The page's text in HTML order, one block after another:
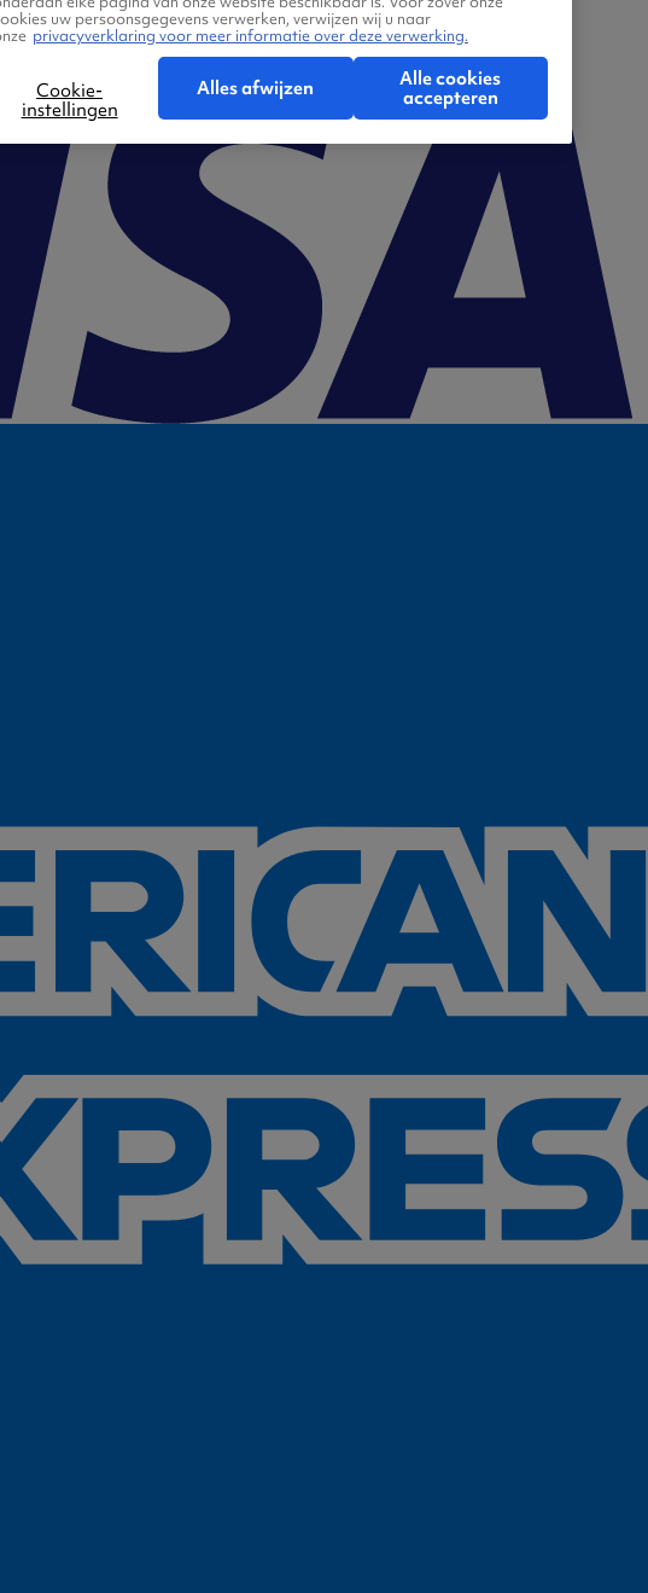
uw persoonsgegevens verwerken, verwijzen wij u naar
privacyverklaring voor meer informatie over deze verwerking.
Cookie-
instellingen
Alles afwijzen
Alle cookies
accepteren